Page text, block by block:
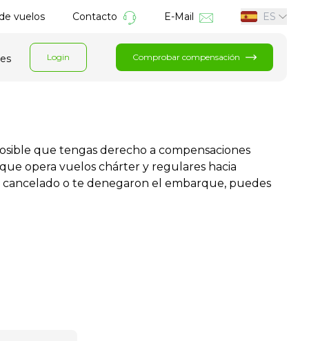
vuelos Contacto E-Mail ES
Login Comprobar compensación
que tengas derecho a compensaciones
opera vuelos chárter y regulares hacia
o te denegaron el embarque, puedes